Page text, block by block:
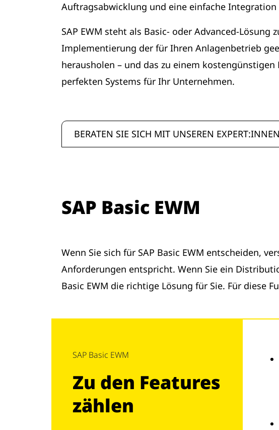
Auftragsabwicklung und eine einfache Integration
SAP EWM steht als Basic- oder Advanced-
Implementierung der für Ihren Anlagenbetrieb
herausholen – und das zu einem
perfekten Systems für Ihr Unternehmen.
BERATEN SIE SICH MIT UNSEREN EXPERT:INNEN
SAP Basic EWM
Wenn Sie sich für SAP Basic EWM entscheiden,
Anforderungen entspricht. Wenn Sie ein
Basic EWM die richtige Lösung für Sie. Für diese
SAP Basic EWM
Zu den Features
zählen